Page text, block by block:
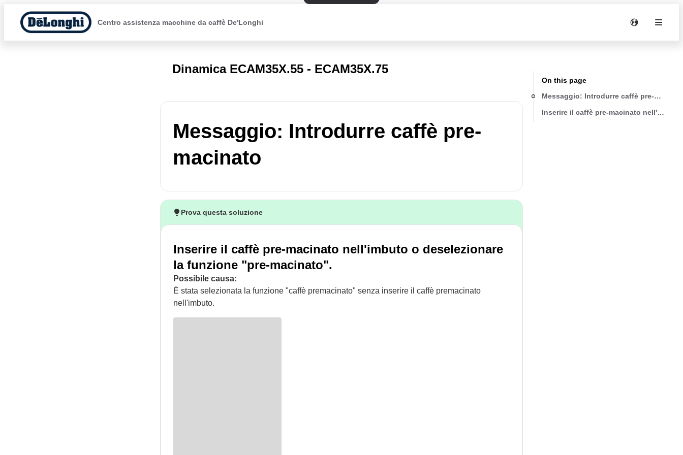
Centro assistenza macchine da caffè De'Longhi
Dinamica ECAM35X.55 - ECAM35X.75
Messaggio: Introdurre caffè pre-
macinato
Prova questa soluzione
Inserire il caffè pre-macinato nell'imbuto o deselezionare
la funzione "pre-macinato".
Possibile causa:
È stata selezionata la funzione "caffè premacinato" senza inserire il caffè premacinato
nell'imbuto.
On this page
Messaggio: Introdurre caffè pre-
Inserire il caffè pre-macinato